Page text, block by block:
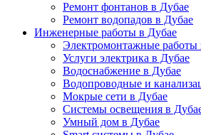
Ремонт фонтанов в Дубае
Ремонт водопадов в Дубае
Инженерные работы в Дубае
Электромонтажные работы
Услуги электрика в Дубае
Водоснабжение в Дубае
Водопроводные и
Мокрые сети в Дубае
Системы освещения в
Умный дом в Дубае